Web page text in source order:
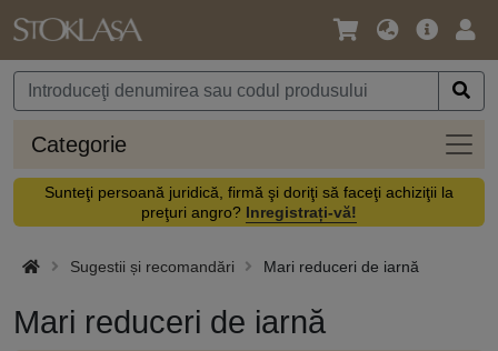
Limbă
Monedă
Meniul
Categorie
Sunteţi persoană juridică, firmă şi doriţi să faceţi achiziţii la
preţuri angro? Inregistrați-vă!
Sugestii și recomandări Mari reduceri de iarnă
Mari reduceri de iarnă